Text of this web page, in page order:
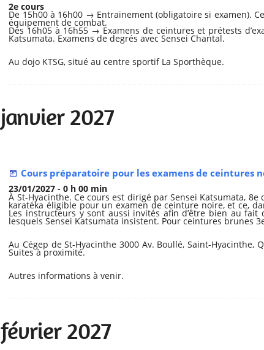
2e cours
De 15h00 à 16h00 → Entrainement (obligatoire si examen).
équipement de combat.
Dès 16h05 à 16h55 → Examens de ceintures et prétests
Katsumata. Examens de degrés avec Sensei Chantal.
Au dojo KTSG, situé au centre sportif La Sporthèque.
janvier 2027
Cours préparatoire pour les examens de ceintures
23/01/2027 - 0 h 00 min
À St-Hyacinthe. Ce cours est dirigé par Sensei Katsumata,
karatéka éligible pour un examen de ceinture noire, et ce,
Les instructeurs y sont aussi invités afin d’être bien au
lesquels Sensei Katsumata insistent. Pour ceintures brunes
Au Cégep de St-Hyacinthe 3000 Av. Boullé, Saint-Hyacinthe,
Suites à proximité.
Autres informations à venir.
février 2027